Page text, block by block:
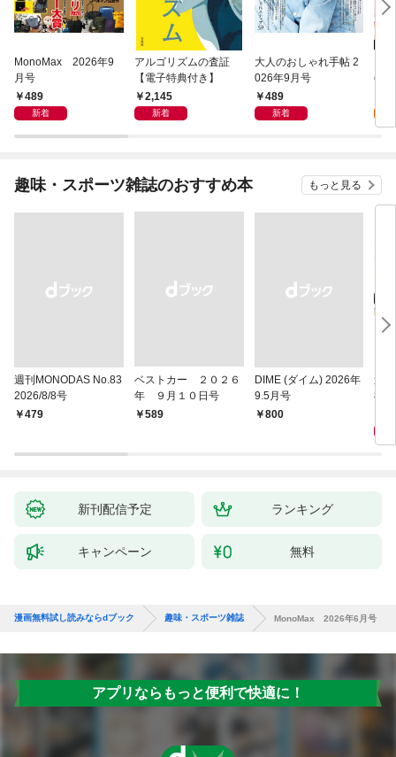
MonoMax 2026年9
月号
489
新着
アルゴリズムの査証
【電子特典付き】
2,145
新着
大人のおしゃれ手帖 2
026年9月号
489
新着
1話
趣味・スポーツ雑誌のおすすめ本 もっと見る
週刊MONODAS No.83
2026/8/8号
￥479
ベストカー ２０２６
年 ９月１０日号
￥589
DIME (ダイム) 2026年
9.5月号
￥800
週
8/
新刊配信予定 ランキング
キャンペーン 無料
漫画無料試し読みならdブック 趣味・スポーツ雑誌 MonoMax 2026年6月号
アプリならもっと便利で快適に！